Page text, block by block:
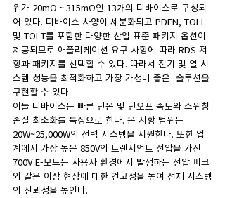
위가 20mΩ ~ 315mΩ인 13개의 디바이스로 구성되
어 있다. 디바이스 사양이 세분화되고 PDFN, TOLL
및 TOLT를 포함한 다양한 산업 표준 패키지 옵션이
제공되므로 애플리케이션 요구 사항에 따라 RDS 저
항과 패키지를 선택할 수 있다. 따라서 전기 및 열 시
스템 성능을 최적화하고 가장 가성비 좋은  솔루션을
구현할 수 있다.
이들 디바이스는 빠른 턴온 및 턴오프 속도와 스위칭
손실 최소화를 특징으로 한다. 온 저항 범위는
20W~25,000W의 전력 시스템을 지원한다. 또한 업
계에서 가장 높은 850V의 트랜지언트 전압을 가진
700V E-모드는 사용자 환경에서 발생하는 전압 피크
와 같은 이상 현상에 대한 견고성을 높여 전체 시스템
의 신뢰성을 높인다.